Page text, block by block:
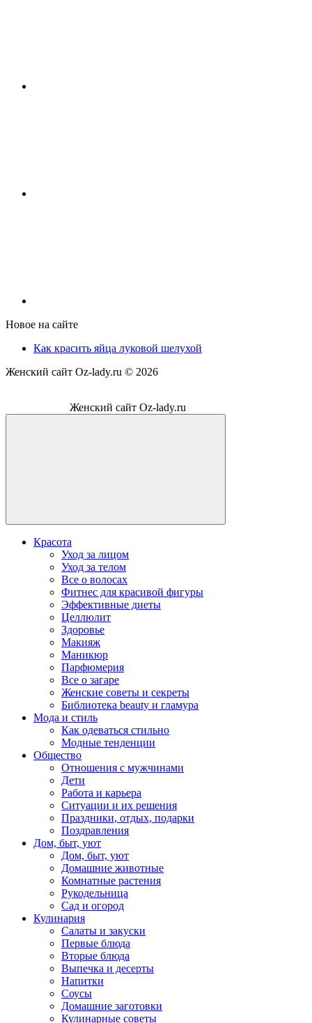
Новое на сайте
Как красить яйца луковой шелухой
Женский сайт Oz-lady.ru © 2026
Женский сайт Oz-lady.ru
Красота
Уход за лицом
Уход за телом
Все о волосах
Фитнес для красивой фигуры
Эффективные диеты
Целлюлит
Здоровье
Макияж
Маникюр
Парфюмерия
Все о загаре
Женские советы и секреты
Библиотека beauty и гламура
Мода и стиль
Как одеваться стильно
Модные тенденции
Общество
Отношения с мужчинами
Дети
Работа и карьера
Ситуации и их решения
Праздники, отдых, подарки
Поздравления
Дом, быт, уют
Дом, быт, уют
Домашние животные
Комнатные растения
Рукодельница
Сад и огород
Кулинария
Салаты и закуски
Первые блюда
Вторые блюда
Выпечка и десерты
Напитки
Соусы
Домашние заготовки
Кулинарные советы